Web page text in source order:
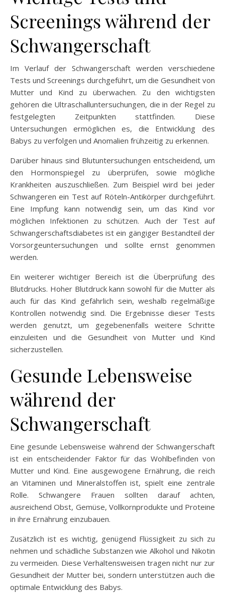
Screenings während der
Schwangerschaft
Im Verlauf der Schwangerschaft werden verschiedene
Tests und Screenings durchgeführt, um die Gesundheit von
Mutter und Kind zu überwachen. Zu den wichtigsten
gehören die Ultraschalluntersuchungen, die in der Regel zu
festgelegten Zeitpunkten stattfinden. Diese
Untersuchungen ermöglichen es, die Entwicklung des
Babys zu verfolgen und Anomalien frühzeitig zu erkennen.
Darüber hinaus sind Blutuntersuchungen entscheidend, um
den Hormonspiegel zu überprüfen, sowie mögliche
Krankheiten auszuschließen. Zum Beispiel wird bei jeder
Schwangeren ein Test auf Röteln-Antikörper durchgeführt.
Eine Impfung kann notwendig sein, um das Kind vor
möglichen Infektionen zu schützen. Auch der Test auf
Schwangerschaftsdiabetes ist ein gängiger Bestandteil der
Vorsorgeuntersuchungen und sollte ernst genommen
werden.
Ein weiterer wichtiger Bereich ist die Überprüfung des
Blutdrucks. Hoher Blutdruck kann sowohl für die Mutter als
auch für das Kind gefährlich sein, weshalb regelmäßige
Kontrollen notwendig sind. Die Ergebnisse dieser Tests
werden genutzt, um gegebenenfalls weitere Schritte
einzuleiten und die Gesundheit von Mutter und Kind
sicherzustellen.
Gesunde Lebensweise
während der
Schwangerschaft
Eine gesunde Lebensweise während der Schwangerschaft
ist ein entscheidender Faktor für das Wohlbefinden von
Mutter und Kind. Eine ausgewogene Ernährung, die reich
an Vitaminen und Mineralstoffen ist, spielt eine zentrale
Rolle. Schwangere Frauen sollten darauf achten,
ausreichend Obst, Gemüse, Vollkornprodukte und Proteine
in ihre Ernährung einzubauen.
Zusätzlich ist es wichtig, genügend Flüssigkeit zu sich zu
nehmen und schädliche Substanzen wie Alkohol und Nikotin
zu vermeiden. Diese Verhaltensweisen tragen nicht nur zur
Gesundheit der Mutter bei, sondern unterstützen auch die
optimale Entwicklung des Babys.